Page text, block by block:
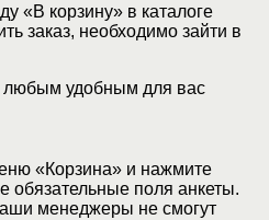
«В корзину» в каталоге
заказ, необходимо зайти в
любым удобным для вас
«Корзина» и нажмите
обязательные поля анкеты.
менеджеры не смогут